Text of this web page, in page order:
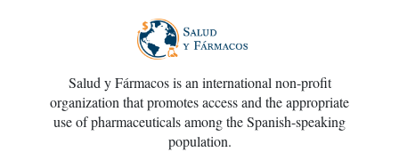
Salud y Fármacos is an international non-profit
organization that promotes access and the appropriate
use of pharmaceuticals among the Spanish-speaking
population.